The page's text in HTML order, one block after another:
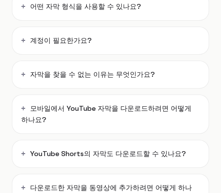
어떤 자막 형식을 사용할 수 있나요?
계정이 필요한가요?
자막을 찾을 수 없는 이유는 무엇인가요?
모바일에서 YouTube 자막을 다운로드하려면 어떻게
하나요?
YouTube Shorts의 자막도 다운로드할 수 있나요?
다운로드한 자막을 동영상에 추가하려면 어떻게 하나